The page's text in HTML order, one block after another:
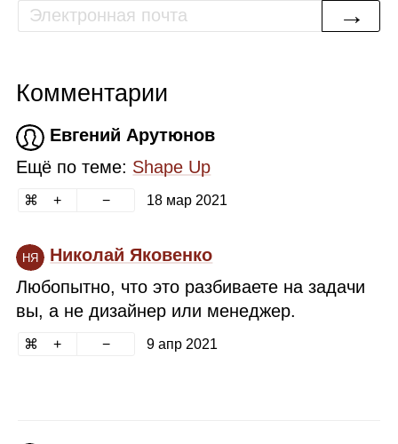
→
Комментарии
Евгений Арутюнов
Ещё по теме: Shape Up
18 мар 2021
НЯ
Николай Яковенко
Любопытно, что это разбиваете на задачи
вы, а не дизайнер или менеджер.
9 апр 2021